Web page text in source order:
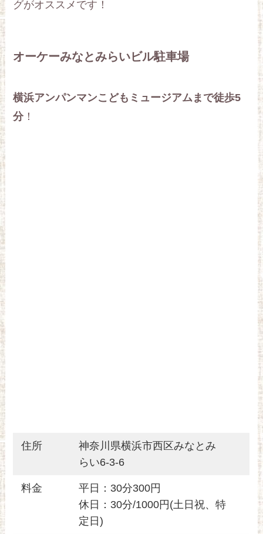
グがオススメです！
オーケーみなとみらいビル駐車場
横浜アンパンマンこどもミュージアムまで徒歩5
分！
住所
神奈川県横浜市西区みなとみ
らい6-3-6
料金
平日：30分300円
休日：30分/1000円(土日祝、特
定日)